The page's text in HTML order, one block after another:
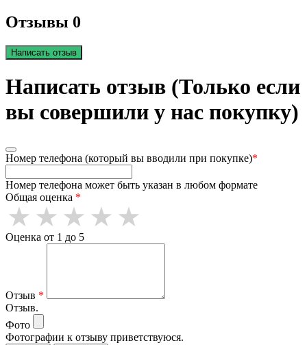
Отзывы 0
Написать отзыв
Написать отзыв (Только если
вы совершили у нас покупку)
Номер телефона (который вы вводили при покупке)*
Номер телефона может быть указан в любом формате
Общая оценка *
Оценка от 1 до 5
Отзыв *
Отзыв.
Фото
Фотографии к отзыву приветствуюся.